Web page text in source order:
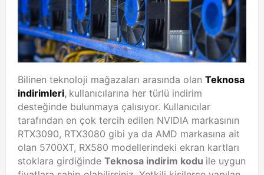
Bilinen teknoloji mağazaları arasında olan Teknosa
indirimleri, kullanıcılarına her türlü indirim
desteğinde bulunmaya çalısıyor. Kullanıcılar
tarafından en çok tercih edilen NVIDIA markasının
RTX3090, RTX3080 gibi ya da AMD markasına ait
olan 5700XT, RX580 modellerindeki ekran kartları
stoklara girdiğinde Teknosa indirim kodu ile uygun